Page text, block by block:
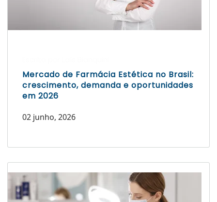
Mercado de Farmácia Estética no Brasil:
crescimento, demanda e oportunidades
em 2026
02 junho, 2026